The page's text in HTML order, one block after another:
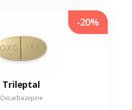
Trileptal
Oxcarbazepine
-20%